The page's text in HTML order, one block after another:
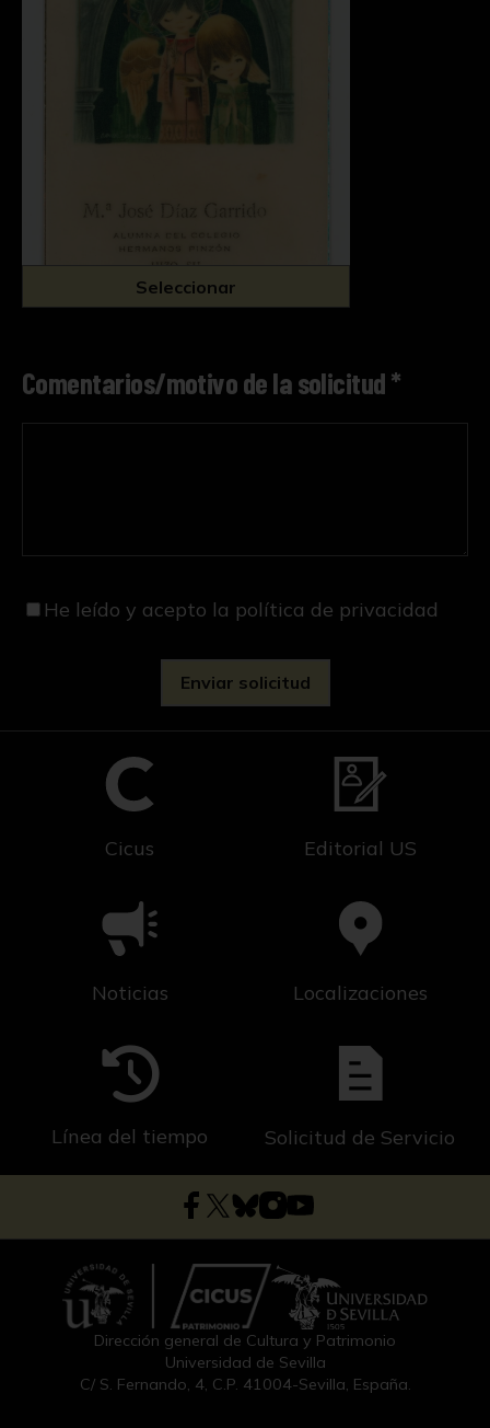
Seleccionar
Comentarios/motivo de la solicitud *
He leído y acepto la política de privacidad
Cicus Editorial US
Noticias Localizaciones
Línea del tiempo Solicitud de Servicio
Dirección general de Cultura y Patrimonio
Universidad de Sevilla
C/ S. Fernando, 4, C.P. 41004-Sevilla, España.